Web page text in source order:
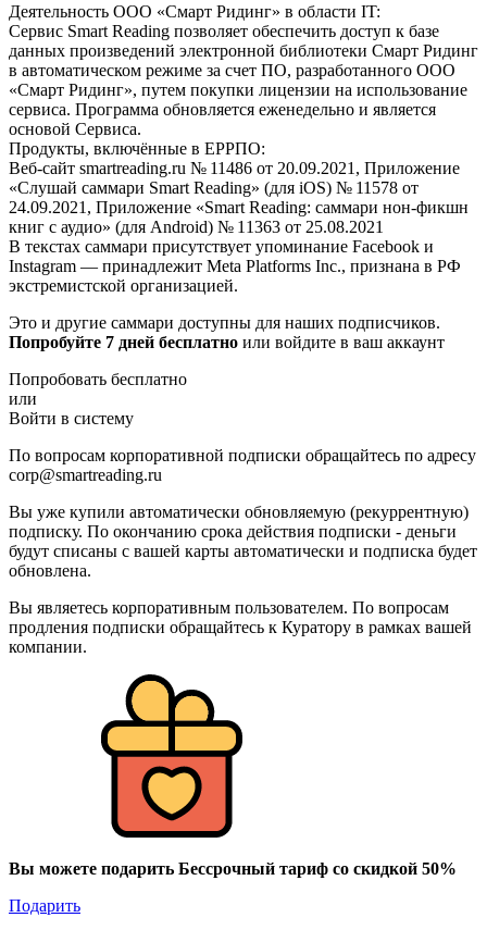
Деятельность ООО «Смарт Ридинг» в области IT:
Сервис Smart Reading позволяет обеспечить доступ к базе
данных произведений электронной библиотеки Смарт Ридинг
в автоматическом режиме за счет ПО, разработанного ООО
«Смарт Ридинг», путем покупки лицензии на использование
сервиса. Программа обновляется еженедельно и является
основой Сервиса.
Продукты, включённые в ЕРРПО:
Веб-сайт smartreading.ru № 11486 от 20.09.2021, Приложение
«Слушай саммари Smart Reading» (для iOS) № 11578 от
24.09.2021, Приложение «Smart Reading: саммари нон-фикшн
книг с аудио» (для Android) № 11363 от 25.08.2021
В текстах саммари присутствует упоминание Facebook и
Instagram — принадлежит Meta Platforms Inc., признана в РФ
экстремистской организацией.
Это и другие саммари доступны для наших подписчиков.
Попробуйте 7 дней бесплатно или войдите в ваш аккаунт
Попробовать бесплатно
или
Войти в систему
По вопросам корпоративной подписки обращайтесь по адресу
corp@smartreading.ru
Вы уже купили автоматически обновляемую (рекуррентную)
подписку. По окончанию срока действия подписки - деньги
будут списаны с вашей карты автоматически и подписка будет
обновлена.
Вы являетесь корпоративным пользователем. По вопросам
продления подписки обращайтесь к Куратору в рамках вашей
компании.
Вы можете подарить Бессрочный тариф со скидкой 50%
Подарить